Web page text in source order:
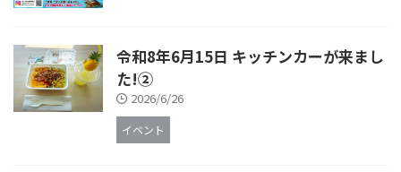
令和8年6月15日 キッチンカーが来まし
た!②
2026/6/26
イベント